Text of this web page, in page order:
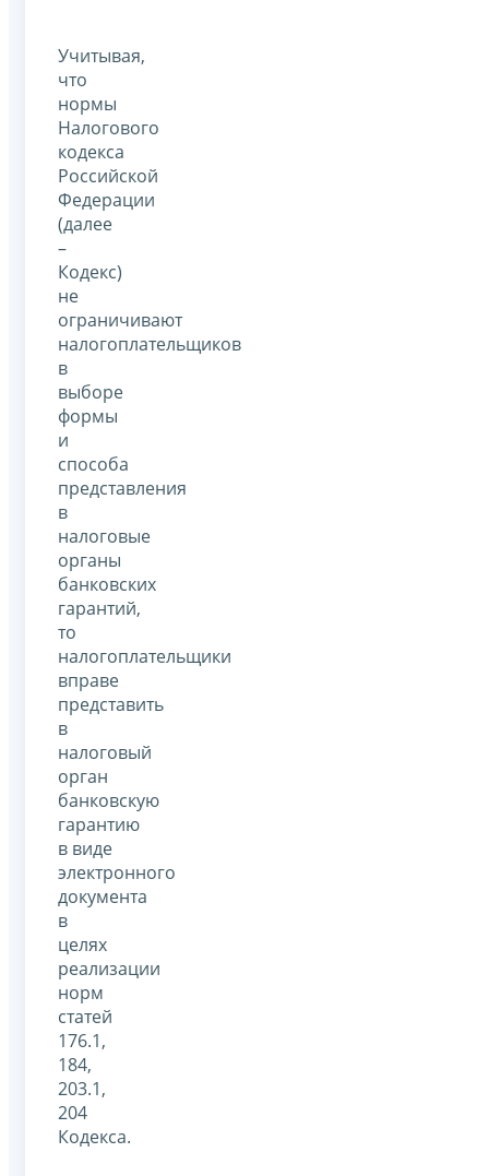
Учитывая,
что
нормы
Налогового
кодекса
Российской
Федерации
(далее
–
Кодекс)
не
ограничивают
налогоплательщиков
в
выборе
формы
и
способа
представления
в
налоговые
органы
банковских
гарантий,
то
налогоплательщики
вправе
представить
в
налоговый
орган
банковскую
гарантию
в виде
электронного
документа
в
целях
реализации
норм
статей
176.1,
184,
203.1,
204
Кодекса.